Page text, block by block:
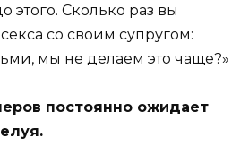
этого. Сколько раз вы
со своим супругом:
мы не делаем это чаще?»
постоянно ожидает